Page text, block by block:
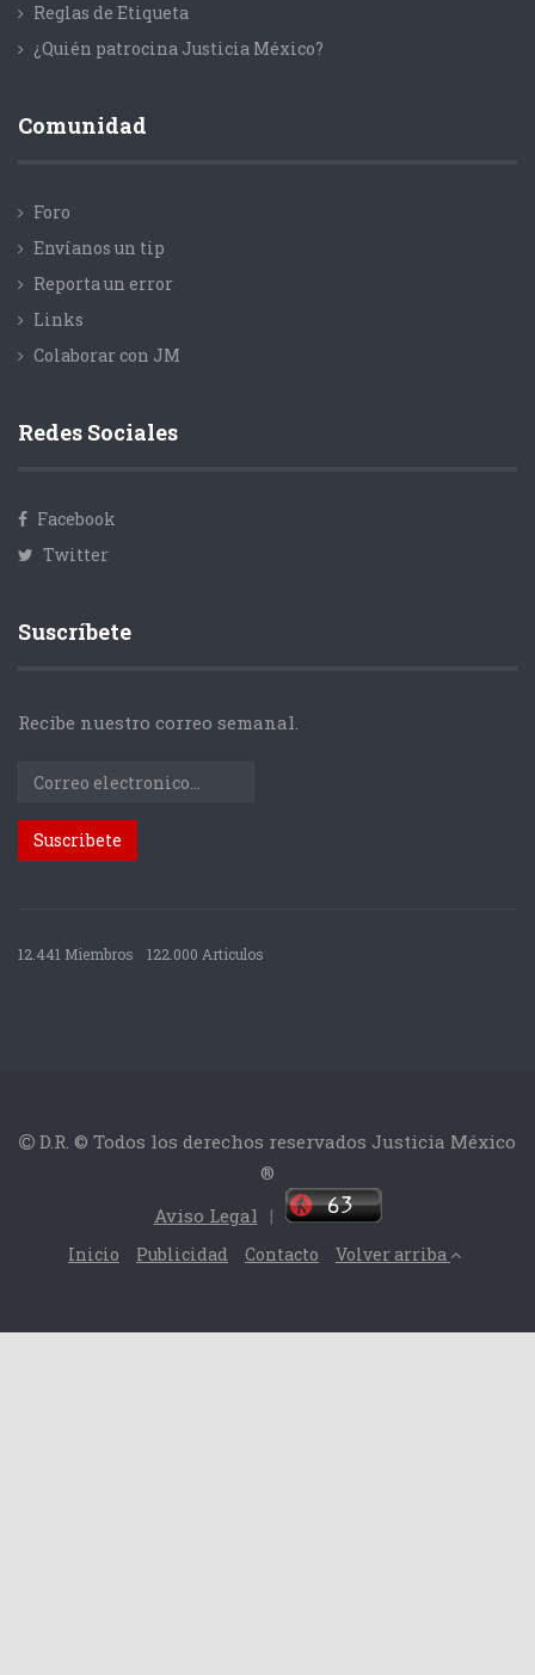
Reglas de Etiqueta
¿Quién patrocina Justicia México?
Comunidad
Foro
Envíanos un tip
Reporta un error
Links
Colaborar con JM
Redes Sociales
Facebook
Twitter
Suscríbete
Recibe nuestro correo semanal.
12.441 Miembros 122.000 Articulos
D.R. © Todos los derechos reservados Justicia México
®
Aviso Legal |
Inicio Publicidad Contacto Volver arriba